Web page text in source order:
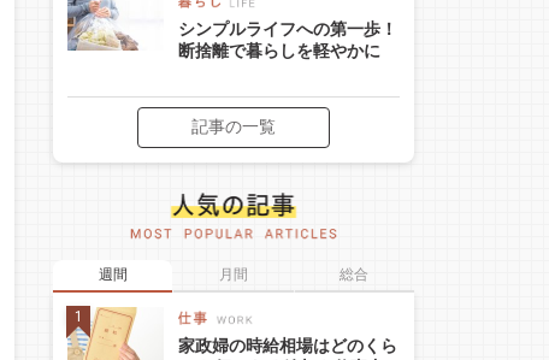
シンプルライフへの第一歩！
断捨離で暮らしを軽やかに
記事の一覧
週間 月間 総合
家政婦の時給相場はどのくら